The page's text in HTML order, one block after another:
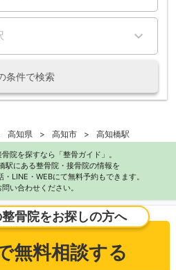
条件で検索
高知県 高知市 高知橋駅
院を探すなら「整骨ガイド」。
駅にある整骨院・接骨院の情報を
LINE・WEBにて無料予約もできます。
い合わせください。
骨院をお探しの方へ
無料相談する